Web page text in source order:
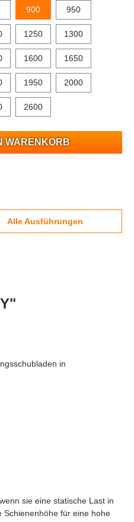
900 950
1250 1300
1600 1650
1950 2000
2600
WARENKORB
Alle Ausführungen
in
sie eine statische Last in
Schienenhöhe für eine hohe